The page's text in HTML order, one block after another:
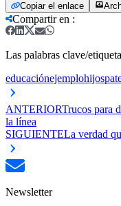
Copiar el enlace
Compartir en :
Las palabras clave/
educaciónejemplohijos
ANTERIORTrucos para
la línea
SIGUIENTELa verdad
Newsletter